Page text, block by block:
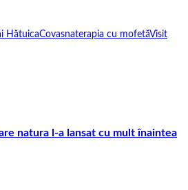
HătuicaCovasnaterapia cu mofetăVisit
natura l-a lansat cu mult înaintea